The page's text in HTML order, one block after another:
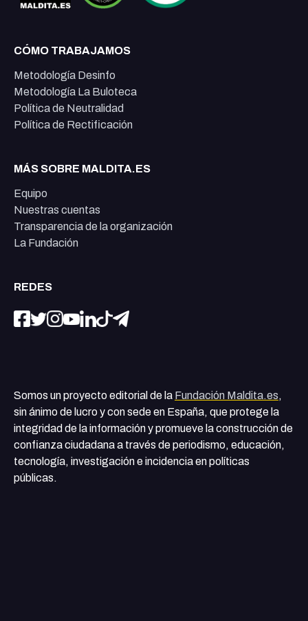
CÓMO TRABAJAMOS
Metodología Desinfo
Metodología La Buloteca
Política de Neutralidad
Política de Rectificación
MÁS SOBRE MALDITA.ES
Equipo
Nuestras cuentas
Transparencia de la organización
La Fundación
REDES
Somos un proyecto editorial de la Fundación Maldita.es,
sin ánimo de lucro y con sede en España, que protege la
integridad de la información y promueve la construcción de
confianza ciudadana a través de periodismo, educación,
tecnología, investigación e incidencia en políticas
públicas.